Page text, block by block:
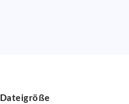
Dateigröße